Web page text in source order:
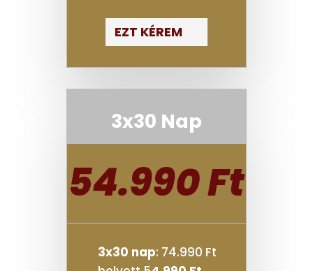
EZT KÉREM
3x30 Nap
54.990 Ft
3x30 nap: 74.990 Ft